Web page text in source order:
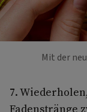
Mit der
7.
Fadenstränge